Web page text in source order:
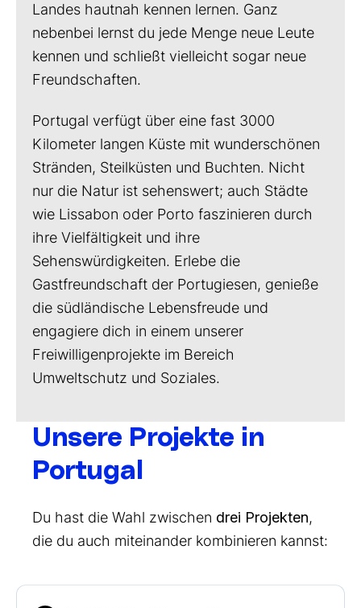
Landes hautnah kennen lernen. Ganz
nebenbei lernst du jede Menge neue Leute
kennen und schließt vielleicht sogar neue
Freundschaften.
Portugal verfügt über eine fast 3000
Kilometer langen Küste mit wunderschönen
Stränden, Steilküsten und Buchten. Nicht
nur die Natur ist sehenswert; auch Städte
wie Lissabon oder Porto faszinieren durch
ihre Vielfältigkeit und ihre
Sehenswürdigkeiten. Erlebe die
Gastfreundschaft der Portugiesen, genieße
die südländische Lebensfreude und
engagiere dich in einem unserer
Freiwilligenprojekte im Bereich
Umweltschutz und Soziales.
Unsere Projekte in
Portugal
Du hast die Wahl zwischen drei Projekten,
die du auch miteinander kombinieren kannst: